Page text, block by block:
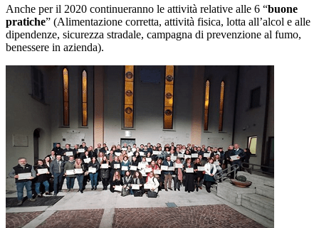
Anche per il 2020 continueranno le attività relative alle 6 “buone
pratiche” (Alimentazione corretta, attività fisica, lotta all’alcol e alle
dipendenze, sicurezza stradale, campagna di prevenzione al fumo,
benessere in azienda).